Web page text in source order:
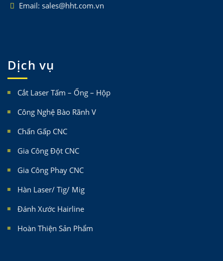
Email: sales@hht.com.vn
Dịch vụ
Cắt Laser Tấm – Ống – Hộp
Công Nghệ Bào Rãnh V
Chấn Gấp CNC
Gia Công Đột CNC
Gia Công Phay CNC
Hàn Laser/ Tig/ Mig
Đánh Xước Hairline
Hoàn Thiện Sản Phẩm